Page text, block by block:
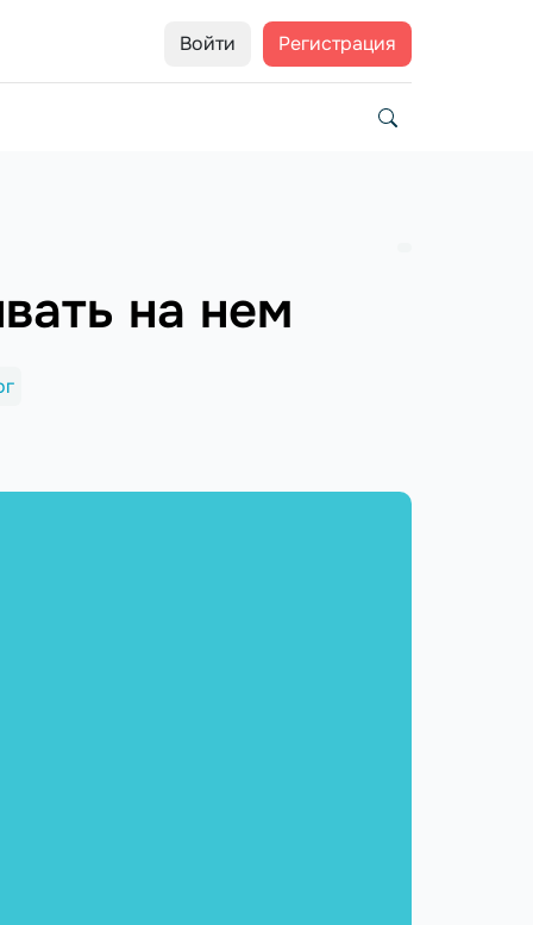
Войти Регистрация
на нем